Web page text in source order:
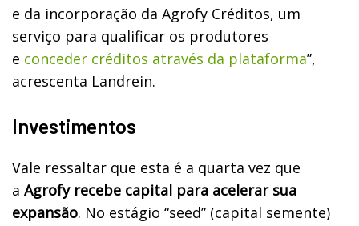
e da incorporação da Agrofy Créditos, um
serviço para qualificar os produtores
e conceder créditos através da plataforma”,
acrescenta Landrein.
Investimentos
Vale ressaltar que esta é a quarta vez que
a Agrofy recebe capital para acelerar sua
expansão. No estágio “seed” (capital semente)